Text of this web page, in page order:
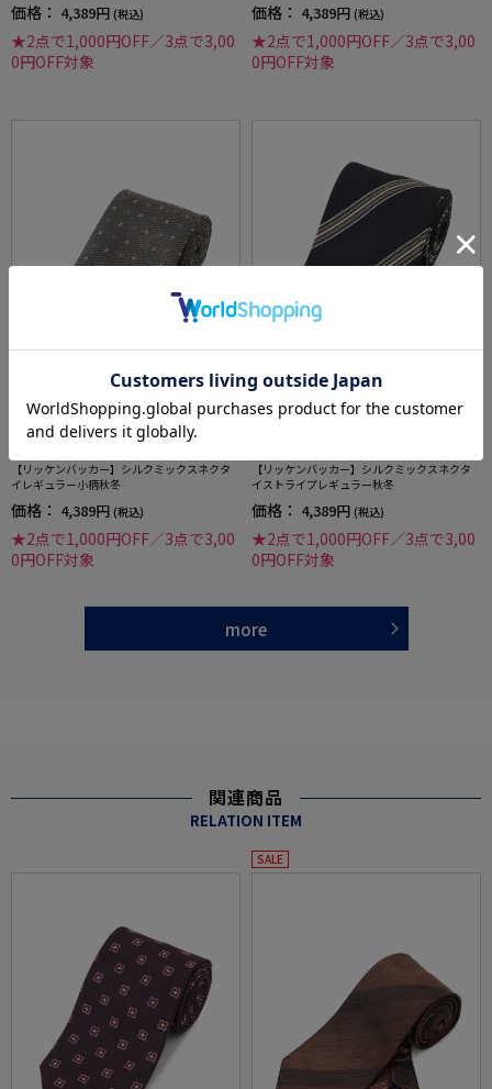
価格： 4,389円 (税込)
★2点で1,000円OFF／3点で3,00
0円OFF対象
価格： 4,389円 (税込)
★2点で1,000円OFF／3点で3,00
0円OFF対象
【リッケンバッカー】シルクミックスネクタ
イレギュラー小柄秋冬
価格： 4,389円 (税込)
★2点で1,000円OFF／3点で3,00
0円OFF対象
【リッケンバッカー】シルクミックスネクタ
イストライプレギュラー秋冬
価格： 4,389円 (税込)
★2点で1,000円OFF／3点で3,00
0円OFF対象
more
関連商品
RELATION ITEM
SALE